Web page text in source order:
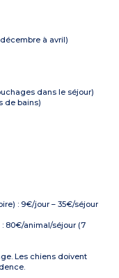
à avril)
dans le séjour)
de bains)
: 9€/jour – 35€/séjour
80€/animal/séjour (7
Les chiens doivent